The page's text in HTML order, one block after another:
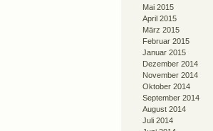
Mai 2015
April 2015
März 2015
Februar 2015
Januar 2015
Dezember 2014
November 2014
Oktober 2014
September 2014
August 2014
Juli 2014